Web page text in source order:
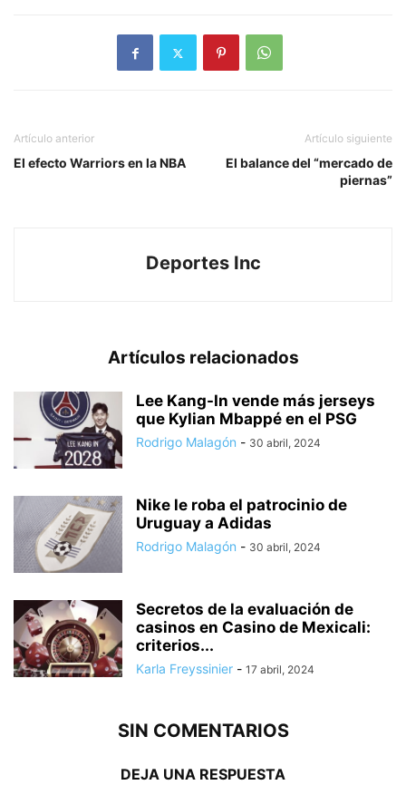
Artículo anterior
El efecto Warriors en la NBA
Artículo siguiente
El balance del “mercado de
piernas”
Deportes Inc
Artículos relacionados
Lee Kang-In vende más jerseys
que Kylian Mbappé en el PSG
Rodrigo Malagón - 30 abril, 2024
Nike le roba el patrocinio de
Uruguay a Adidas
Rodrigo Malagón - 30 abril, 2024
Secretos de la evaluación de
casinos en Casino de Mexicali:
сriterios...
Karla Freyssinier - 17 abril, 2024
SIN COMENTARIOS
DEJA UNA RESPUESTA